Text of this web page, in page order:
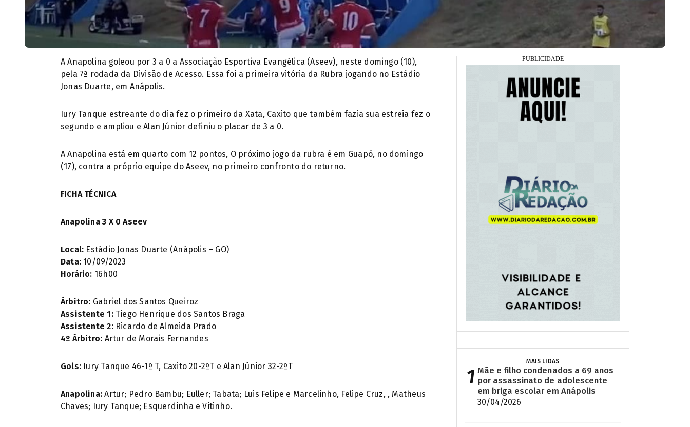
A Anapolina goleou por 3 a 0 a Associação Esportiva Evangélica (Aseev), neste domingo (10),
pela 7ª rodada da Divisão de Acesso. Essa foi a primeira vitória da Rubra jogando no Estádio
Jonas Duarte, em Anápolis.
Iury Tanque estreante do dia fez o primeiro da Xata, Caxito que também fazia sua estreia fez o
segundo e ampliou e Alan Júnior definiu o placar de 3 a 0.
A Anapolina está em quarto com 12 pontos, O próximo jogo da rubra é em Guapó, no domingo
(17), contra a próprio equipe do Aseev, no primeiro confronto do returno.
FICHA TÉCNICA
Anapolina 3 X 0 Aseev
Local: Estádio Jonas Duarte (Anápolis – GO)
Data: 10/09/2023
Horário: 16h00
Árbitro: Gabriel dos Santos Queiroz
Assistente 1:Tiego Henrique dos Santos Braga
Assistente 2:Ricardo de Almeida Prado
4º Árbitro: Artur de Morais Fernandes
Gols: Iury Tanque 46-1º T, Caxito 20-2ºT e Alan Júnior 32-2ºT
Anapolina:Artur; Pedro Bambu; Euller; Tabata; Luis Felipe e Marcelinho, Felipe Cruz, , Matheus
Chaves; Iury Tanque; Esquerdinha e Vitinho.
MAIS LIDAS
1 Mãe e filho condenados a 69 anos
por assassinato de adolescente
em briga escolar em Anápolis
30/04/2026